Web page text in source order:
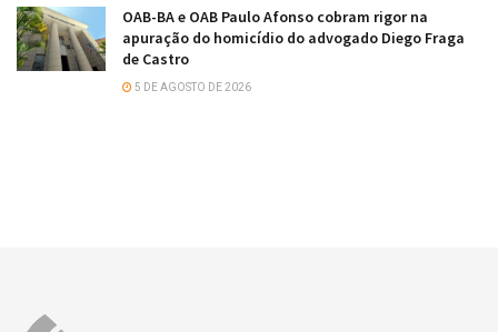
OAB-BA e OAB Paulo Afonso cobram rigor na
apuração do homicídio do advogado Diego Fraga
de Castro
5 DE AGOSTO DE 2026